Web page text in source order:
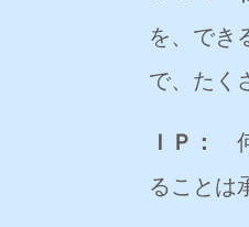
を、でき
で、たく
ＩＰ：
ることは